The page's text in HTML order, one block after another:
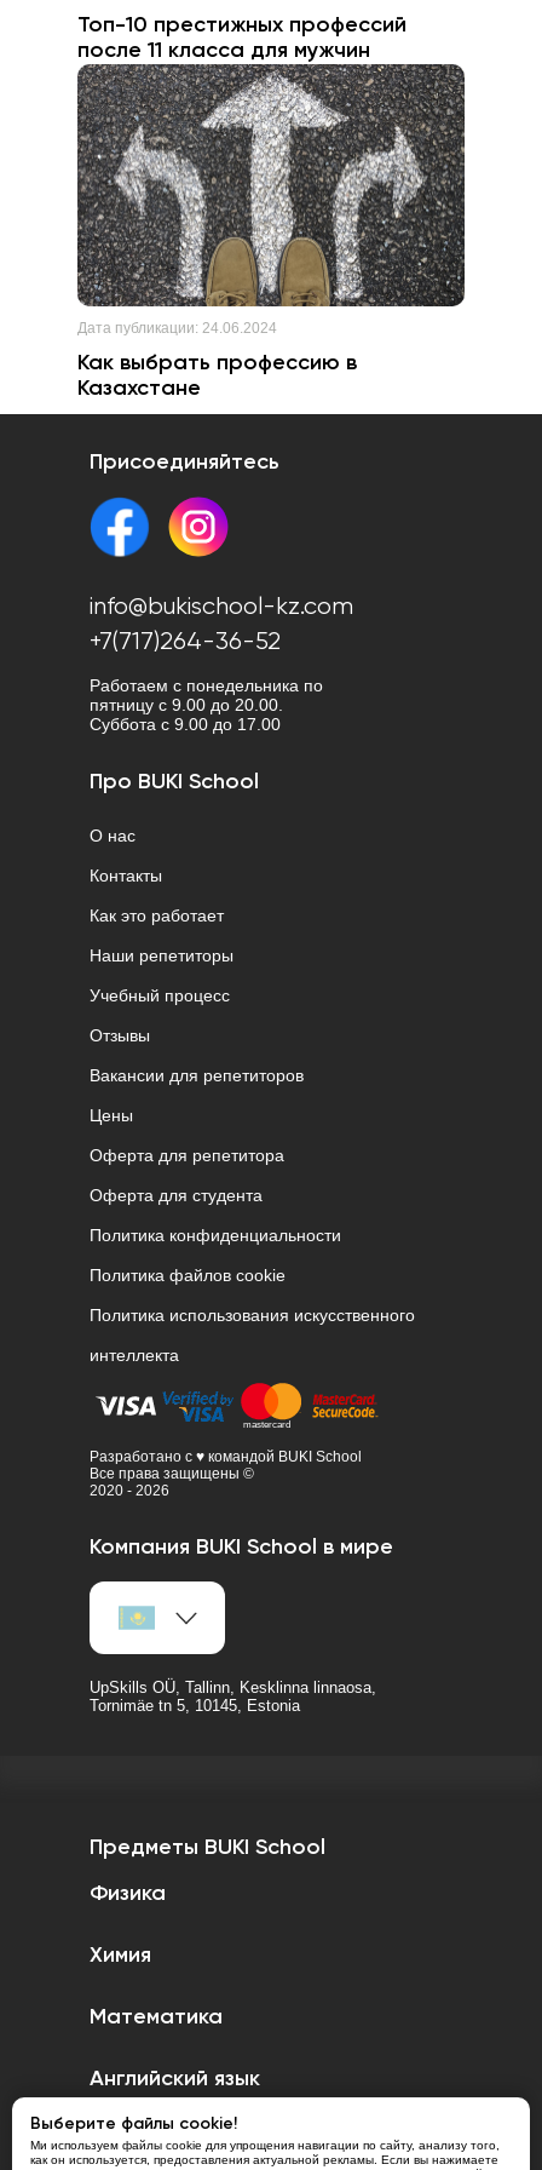
Топ-10 престижных профессий
после 11 класса для мужчин
Дата публикации: 24.06.2024
Как выбрать профессию в
Казахстане
Присоединяйтесь
info@bukischool-kz.com
+7(717)264-36-52
Работаем с понедельника по
пятницу с 9.00 до 20.00.
Cуббота с 9.00 до 17.00
Про BUKI School
О нас
Контакты
Как это работает
Наши репетиторы
Учебный процесс
Отзывы
Вакансии для репетиторов
Цены
Оферта для репетитора
Оферта для студента
Политика конфиденциальности
Политика файлов cookie
Политика использования искусственного
интеллекта
Разработано с ♥ командой BUKI School
Все права защищены ©
2020 - 2026
Компания BUKI School в мире
UpSkills OÜ, Tallinn, Kesklinna linnaosa,
Tornimäe tn 5, 10145, Estonia
Предметы BUKI School
Физика
Химия
Математика
Английский язык
Казахский язык
Выберите файлы cookie!
Ми используем файлы cookie для упрощения навигации по сайту, анализу того,
как он используется, предоставления актуальной рекламы. Если вы нажимаете